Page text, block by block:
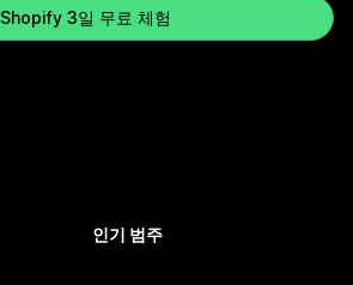
Shopify 3일 무료 체험
인기 범주